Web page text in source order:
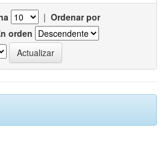
| Ordenar por
orden